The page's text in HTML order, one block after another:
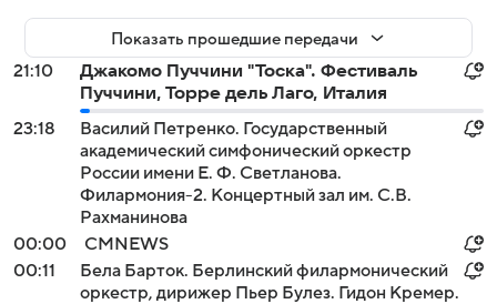
Показать прошедшие передачи
21:10
Джакомо Пуччини "Тоска". Фестиваль
Пуччини, Торре дель Лаго, Италия
23:18
Василий Петренко. Государственный
академический симфонический оркестр
России имени Е. Ф. Светланова.
Филармония-2. Концертный зал им. С.В.
Рахманинова
00:00
СМNEWS
00:11
Бела Барток. Берлинский филармонический
оркестр, дирижер Пьер Булез. Гидон Кремер.